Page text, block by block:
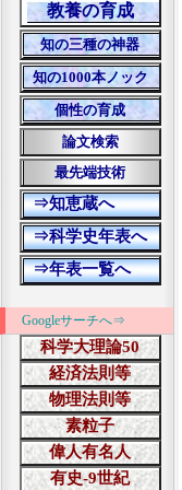
Googleサーチへ⇒